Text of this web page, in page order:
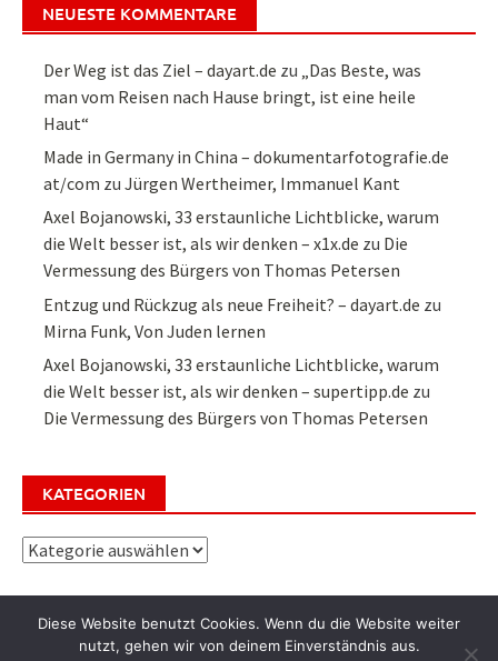
NEUESTE KOMMENTARE
Der Weg ist das Ziel – dayart.de zu „Das Beste, was
man vom Reisen nach Hause bringt, ist eine heile
Haut“
Made in Germany in China – dokumentarfotografie.de
at/com zuJürgen Wertheimer, Immanuel Kant
Axel Bojanowski, 33 erstaunliche Lichtblicke, warum
die Welt besser ist, als wir denken – x1x.de zu Die
Vermessung des Bürgers von Thomas Petersen
Entzug und Rückzug als neue Freiheit? – dayart.de zu
Mirna Funk, Von Juden lernen
Axel Bojanowski, 33 erstaunliche Lichtblicke, warum
die Welt besser ist, als wir denken – supertipp.de zu
Die Vermessung des Bürgers von Thomas Petersen
KATEGORIEN
Kategorien
Diese Website benutzt Cookies. Wenn du die Website weiter
nutzt, gehen wir von deinem Einverständnis aus.